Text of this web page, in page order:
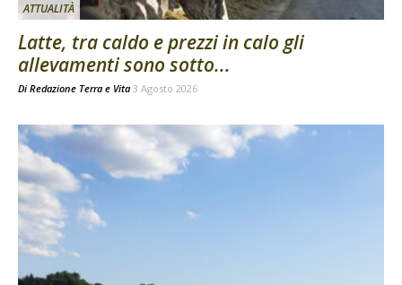
ATTUALITÀ
Latte, tra caldo e prezzi in calo gli
allevamenti sono sotto...
Di Redazione Terra e Vita 3 Agosto 2026